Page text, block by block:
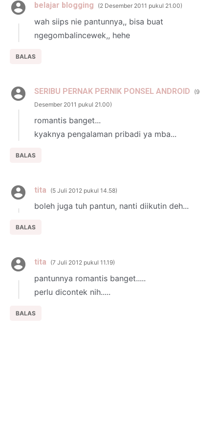
belajar blogging 2 Desember 2011 pukul 21.00
wah siips nie pantunnya,, bisa buat
ngegombalincewek,, hehe
BALAS
SERIBU PERNAK PERNIK PONSEL ANDROID
9
Desember 2011 pukul 21.00
romantis banget...
kyaknya pengalaman pribadi ya mba...
BALAS
tita 5 Juli 2012 pukul 14.58
boleh juga tuh pantun, nanti diikutin deh...
BALAS
tita 7 Juli 2012 pukul 11.19
pantunnya romantis banget.....
perlu dicontek nih.....
BALAS